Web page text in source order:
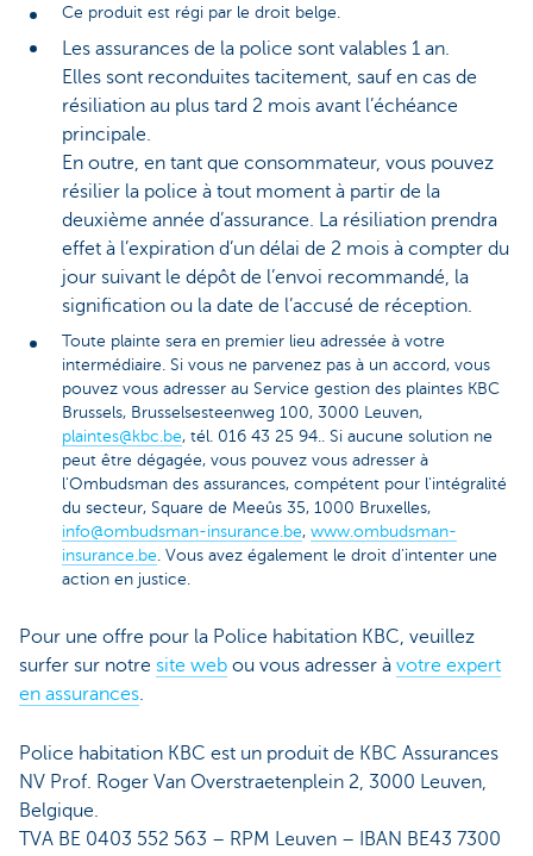
Ce produit est régi par le droit belge.
Les assurances de la police sont valables 1 an.
Elles sont reconduites tacitement, sauf en cas de
résiliation au plus tard 2 mois avant l’échéance
principale.
En outre, en tant que consommateur, vous pouvez
résilier la police à tout moment à partir de la
deuxième année d’assurance. La résiliation prendra
effet à l’expiration d’un délai de 2 mois à compter du
jour suivant le dépôt de l’envoi recommandé, la
signification ou la date de l’accusé de réception.
Toute plainte sera en premier lieu adressée à votre
intermédiaire. Si vous ne parvenez pas à un accord, vous
pouvez vous adresser au Service gestion des plaintes KBC
Brussels, Brusselsesteenweg 100, 3000 Leuven,
plaintes@kbc.be, tél. 016 43 25 94.. Si aucune solution ne
peut être dégagée, vous pouvez vous adresser à
l'Ombudsman des assurances, compétent pour l'intégralité
du secteur, Square de Meeûs 35, 1000 Bruxelles,
info@ombudsman-insurance.be, www.ombudsman-
insurance.be . Vous avez également le droit d'intenter une
action en justice.
Pour une offre pour la Police habitation KBC, veuillez
surfer sur notre site web ou vous adresser à votre expert
en assurances.
Police habitation KBC est un produit de KBC Assurances
NV Prof. Roger Van Overstraetenplein 2, 3000 Leuven,
Belgique.
TVA BE 0403 552 563 – RPM Leuven – IBAN BE43 7300